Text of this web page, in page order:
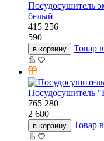
Посудосушитель
белый
415 256
590
в корзину Товар
Посудосушитель
765 280
2 680
в корзину Товар